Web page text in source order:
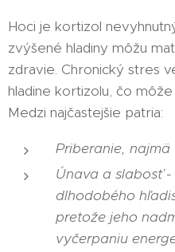
Hoci je kortizol
zvýšené hladiny môžu
zdravie. Chronický stres
hladine kortizolu, čo
Medzi najčastejšie patria:
Priberanie,
Únava a slabosť
dlhodobého
pretože jeho
vyčerpaniu